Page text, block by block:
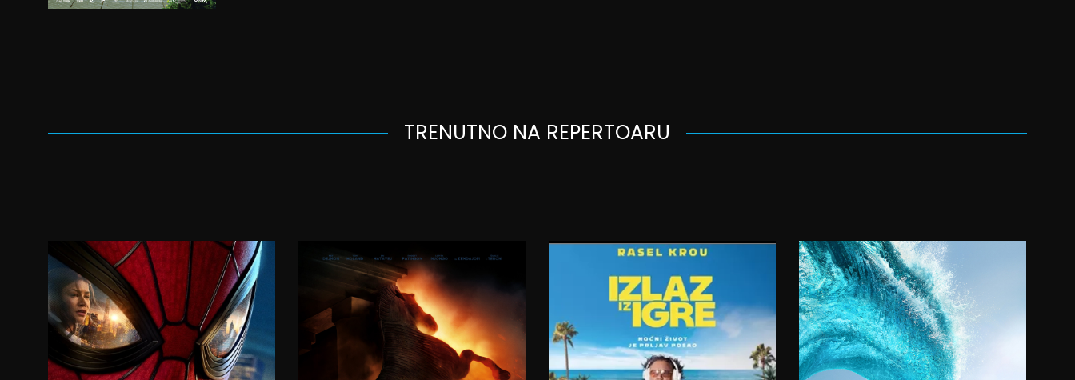
TRENUTNO NA REPERTOARU
17:30
06.08.2026.
07.08.2026.
08.08.2026.
09.08.2026.
10.08.2026.
11.08.2026.
12.08.2026.
20:00
06.08.2026.
07.08.2026.
08.08.2026.
09.08.2026.
10.08.2026. 11.08.2026.
12.08.2026.
07.08.2026.
08.08.2026.
09.08.2026.
11:00
08.08.2026.
09.08.2026.